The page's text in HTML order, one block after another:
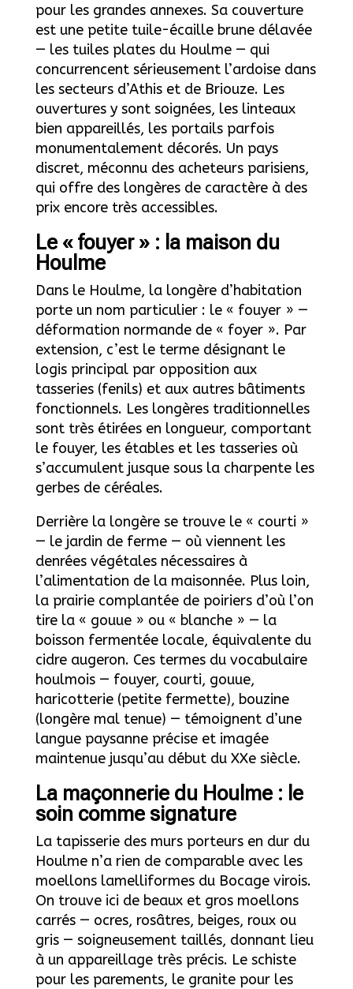
pour les grandes annexes. Sa couverture
est une petite tuile-écaille brune délavée
— les tuiles plates du Houlme — qui
concurrencent sérieusement l’ardoise dans
les secteurs d’Athis et de Briouze. Les
ouvertures y sont soignées, les linteaux
bien appareillés, les portails parfois
monumentalement décorés. Un pays
discret, méconnu des acheteurs parisiens,
qui offre des longères de caractère à des
prix encore très accessibles.
Le « fouyer » : la maison du
Houlme
Dans le Houlme, la longère d’habitation
porte un nom particulier : le « fouyer » —
déformation normande de « foyer ». Par
extension, c’est le terme désignant le
logis principal par opposition aux
tasseries (fenils) et aux autres bâtiments
fonctionnels. Les longères traditionnelles
sont très étirées en longueur, comportant
le fouyer, les étables et les tasseries où
s’accumulent jusque sous la charpente les
gerbes de céréales.
Derrière la longère se trouve le « courti »
— le jardin de ferme — où viennent les
denrées végétales nécessaires à
l’alimentation de la maisonnée. Plus loin,
la prairie complantée de poiriers d’où l’on
tire la « gouue » ou « blanche » — la
boisson fermentée locale, équivalente du
cidre augeron. Ces termes du vocabulaire
houlmois — fouyer, courti, gouue,
haricotterie (petite fermette), bouzine
(longère mal tenue) — témoignent d’une
langue paysanne précise et imagée
maintenue jusqu’au début du XXe siècle.
La maçonnerie du Houlme : le
soin comme signature
La tapisserie des murs porteurs en dur du
Houlme n’a rien de comparable avec les
moellons lamelliformes du Bocage virois.
On trouve ici de beaux et gros moellons
carrés — ocres, rosâtres, beiges, roux ou
gris — soigneusement taillés, donnant lieu
à un appareillage très précis. Le schiste
pour les parements, le granite pour les